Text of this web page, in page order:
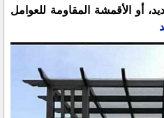
أو الأقمشة المقاومة للعوامل